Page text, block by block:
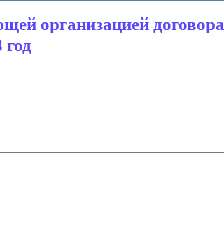
организацией договора
год